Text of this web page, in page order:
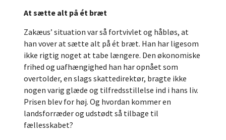
At sætte alt på ét bræt
Zakæus’ situation var så fortvivlet og håbløs, at
han vover at sætte alt på ét bræt. Han har ligesom
ikke rigtig noget at tabe længere. Den økonomiske
frihed og uafhængighed han har opnået som
overtolder, en slags skattedirektør, bragte ikke
nogen varig glæde og tilfredsstillelse ind i hans liv.
Prisen blev for høj. Og hvordan kommer en
landsforræder og udstødt så tilbage til
fællesskabet?